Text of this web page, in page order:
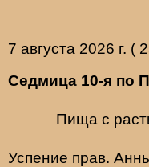
7 августа 2026 г. (
Седмица 10-я по
Пища с
Успение прав.